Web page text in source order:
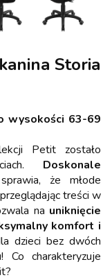
Storia
wysokości 63-69
Petit zostało
Doskonale
że młode
treści w
na uniknięcie
komfort i
dzieci bez dwóch
Co charakteryzuje